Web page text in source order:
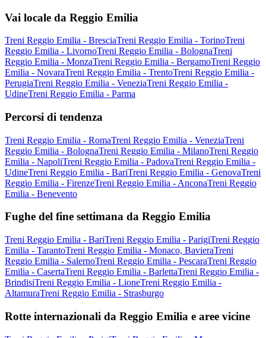
Vai locale da Reggio Emilia
Treni Reggio Emilia - BresciaTreni Reggio Emilia - TorinoTreni
Reggio Emilia - LivornoTreni Reggio Emilia - BolognaTreni
Reggio Emilia - MonzaTreni Reggio Emilia - BergamoTreni Reggio
Emilia - NovaraTreni Reggio Emilia - TrentoTreni Reggio Emilia -
PerugiaTreni Reggio Emilia - VeneziaTreni Reggio Emilia -
UdineTreni Reggio Emilia - Parma
Percorsi di tendenza
Treni Reggio Emilia - RomaTreni Reggio Emilia - VeneziaTreni
Reggio Emilia - BolognaTreni Reggio Emilia - MilanoTreni Reggio
Emilia - NapoliTreni Reggio Emilia - PadovaTreni Reggio Emilia -
UdineTreni Reggio Emilia - BariTreni Reggio Emilia - GenovaTreni
Reggio Emilia - FirenzeTreni Reggio Emilia - AnconaTreni Reggio
Emilia - Benevento
Fughe del fine settimana da Reggio Emilia
Treni Reggio Emilia - BariTreni Reggio Emilia - ParigiTreni Reggio
Emilia - TarantoTreni Reggio Emilia - Monaco, BavieraTreni
Reggio Emilia - SalernoTreni Reggio Emilia - PescaraTreni Reggio
Emilia - CasertaTreni Reggio Emilia - BarlettaTreni Reggio Emilia -
BrindisiTreni Reggio Emilia - LioneTreni Reggio Emilia -
AltamuraTreni Reggio Emilia - Strasburgo
Rotte internazionali da Reggio Emilia e aree vicine